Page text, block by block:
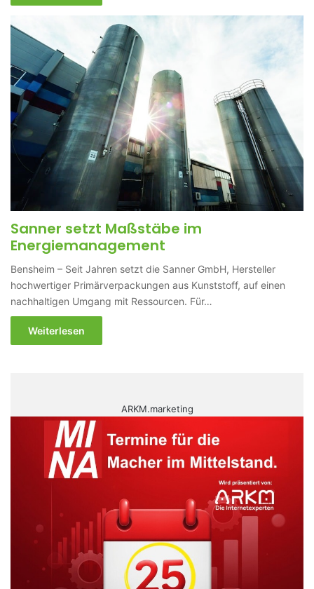
Sanner setzt Maßstäbe im
Energiemanagement
Bensheim – Seit Jahren setzt die Sanner GmbH, Hersteller
hochwertiger Primärverpackungen aus Kunststoff, auf einen
nachhaltigen Umgang mit Ressourcen. Für…
Weiterlesen
ARKM.marketing